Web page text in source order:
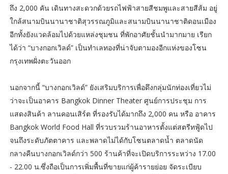
ถึง 2,000 คัน เดินทางสะดวกด้วยรถไฟฟ้าสายสีชมพูและสายสีส้ม อยู่
ใกล้สนามบินนานาชาติสุวรรณภูมิและสนามบินนานาชาติดอนเมือง
อีกทั้งยังแวดล้อมไปด้วยแหล่งชุมชน ที่พักอาศัยชั้นนำมากมาย เรียก
ได้ว่า “บางกอกเวิลด์” เป็นทำเลทองที่น่าจับตามองอีกแห่งของโซน
กรุงเทพฝั่งตะวันออก
นอกจากนี้ “บางกอกเวิลด์” ยังเสริมบริการเพื่อดึงกลุ่มนักท่องเที่ยวไม่
ว่าจะเป็นอาคาร Bangkok Dinner Theater ศูนย์การประชุม การ
แสดงสินค้า ลานคอนเสิร์ต ที่รองรับได้มากถึง 2,000 คน หรือ อาคาร
Bangkok World Food Hall ที่รวบรวมร้านอาหารตั้งแต่สตรีทฟู้ดไป
จนถึงระดับภัตตาคาร และพลาดไม่ได้กับโซนตลาดน้ำ ตลาดนัด
กลางคืนบางกอกเวิลด์กว่า 500 ร้านค้าที่จะเปิดบริการระหว่าง 17.00
- 22.00 น.ซึ่งถือเป็นการเพิ่มพื้นที่ขายแก่ผู้ค้ารายย่อย จัดระเบียบ